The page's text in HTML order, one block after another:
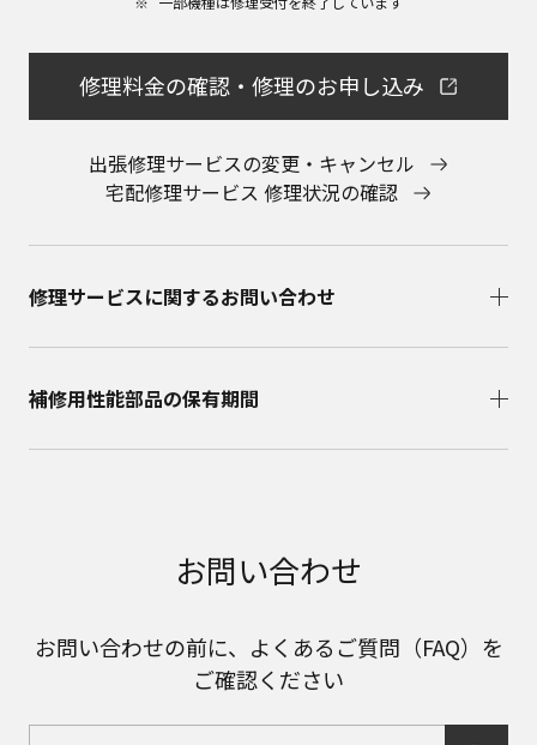
会社に直接お問い合わせください。
かったことにより万一損害（データの破損・業務の中
断・営業情報の損失などによる損害を含む）が生じ、
の可能性があることについてあらかじめ知らされた場
合でも、当社は一切責任を負いませんことをご了承く
本ウェブサイトのサービスの中止、変更など
容や条件を変更する場合があります。あらかじめご了
取扱説明書は、商品をご購入いただいたお客様のため
の資料です。本ウェブサイトに公開されている取扱説
修理料金の確認・修理のお申し込み
出張修理サービスの変更・キャンセル
宅配修理サービス 修理状況の確認
修理サービスに関するお問い合わせ​
補修用性能部品の保有期間​
お問い合わせ
お問い合わせの前に、よくあるご質問（FAQ）を
ご確認ください